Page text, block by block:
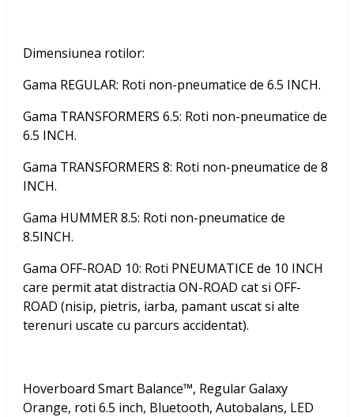
Dimensiunea rotilor:
Gama REGULAR: Roti non-pneumatice de 6.5 INCH.
Gama TRANSFORMERS 6.5: Roti non-pneumatice de
6.5 INCH.
Gama TRANSFORMERS 8: Roti non-pneumatice de 8
INCH.
Gama HUMMER 8.5: Roti non-pneumatice de
8.5INCH.
Gama OFF-ROAD 10: Roti PNEUMATICE de 10 INCH
care permit atat distractia ON-ROAD cat si OFF-
ROAD (nisip, pietris, iarba, pamant uscat si alte
terenuri uscate cu parcurs accidentat).
Hoverboard Smart Balance™, Regular Galaxy
Orange, roti 6.5 inch, Bluetooth, Autobalans, LED